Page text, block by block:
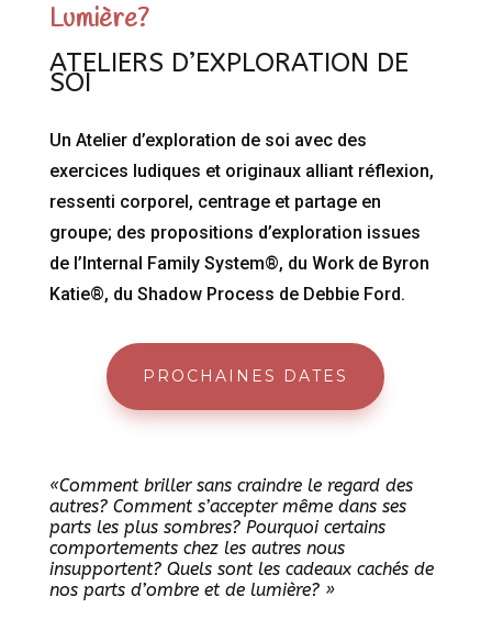
Lumière?
ATELIERS D’EXPLORATION DE
SOI
Un Atelier d’exploration de soi avec des
exercices ludiques et originaux alliant réflexion,
ressenti corporel, centrage et partage en
groupe; des propositions d’exploration issues
de l’Internal Family System®, du Work de Byron
Katie®, du Shadow Process de Debbie Ford.
PROCHAINES DATES
«Comment briller sans craindre le regard des
autres? Comment s’accepter même dans ses
parts les plus sombres? Pourquoi certains
comportements chez les autres nous
insupportent? Quels sont les cadeaux cachés de
nos parts d’ombre et de lumière? »